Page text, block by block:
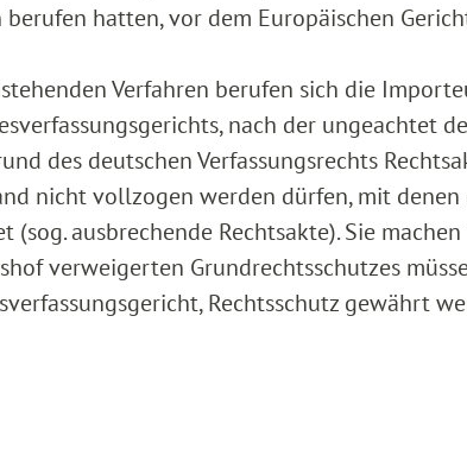
hatten, vor dem Europäischen
Verfahren berufen sich die
nach der ungeachtet
des deutschen Verfassungsrechts
nicht vollzogen werden dürfen, mit denen
(sog. ausbrechende Rechtsakte). Sie
verweigerten Grundrechtsschutzes
Rechtsschutz gewährt